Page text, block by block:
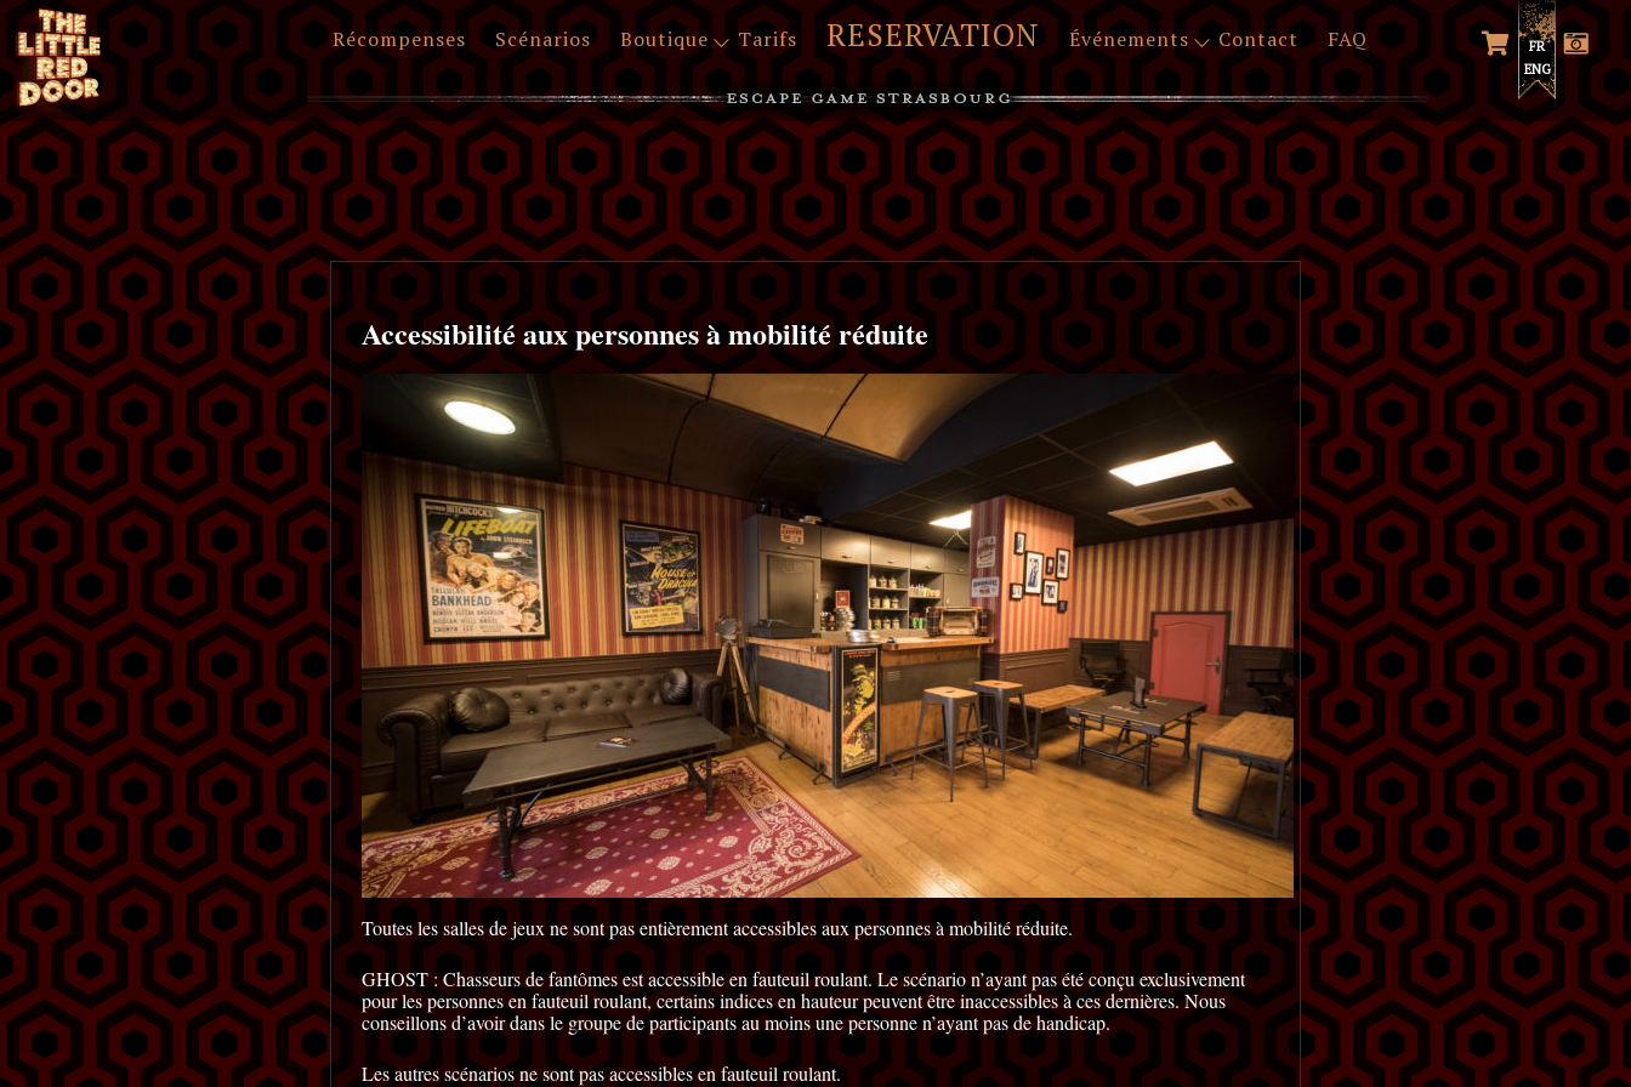
Récompenses Scénarios Boutique Tarifs RESERVATION Événements Contact FAQ
FR
ENG
Accessibilité aux personnes à mobilité réduite
Toutes les salles de jeux ne sont pas entièrement accessibles aux personnes à mobilité réduite.
GHOST : Chasseurs de fantômes est accessible en fauteuil roulant. Le scénario n’ayant pas été conçu exclusivement
pour les personnes en fauteuil roulant, certains indices en hauteur peuvent être inaccessibles à ces dernières. Nous
conseillons d’avoir dans le groupe de participants au moins une personne n’ayant pas de handicap.
Les autres scénarios ne sont pas accessibles en fauteuil roulant.